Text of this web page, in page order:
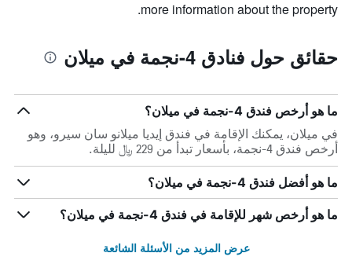
more information about the property.
حقائق حول فنادق 4-نجمة في ميلان
ما هو أرخص فندق 4-نجمة في ميلان؟
في ميلان، يمكنك الإقامة في فندق إيديا ميلانو سان سيرو، وهو
أرخص فندق 4-نجمة، بأسعار تبدأ من 229 ﷼ لليلة.
ما هو أفضل فندق 4-نجمة في ميلان؟
ما هو أرخص شهر للإقامة في فندق 4-نجمة في ميلان؟
عرض المزيد من الأسئلة الشائعة